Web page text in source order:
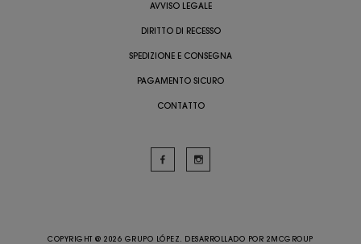
AVVISO LEGALE
DIRITTO DI RECESSO
SPEDIZIONE E CONSEGNA
PAGAMENTO SICURO
CONTATTO
COPYRIGHT @ 2026 GRUPO LÓPEZ. DESARROLLADO POR 2MCGROUP